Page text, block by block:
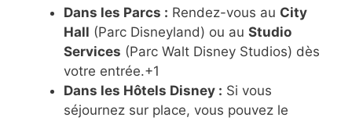
Dans les Parcs : Rendez-vous au City
Hall (Parc Disneyland) ou au Studio
Services (Parc Walt Disney Studios) dès
votre entrée.+1
Dans les Hôtels Disney : Si vous
séjournez sur place, vous pouvez le